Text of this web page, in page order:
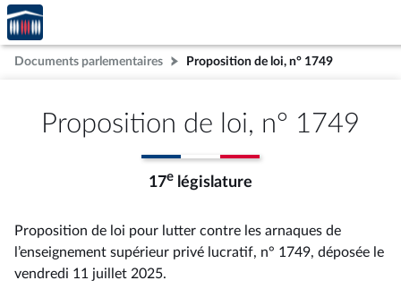
Aller au contenu
Aller en bas de la page
Accèder
à la
page
d'accueil
Documents parlementaires Proposition de loi, n° 1749
Proposition de loi, n° 1749
17e législature
Proposition de loi pour lutter contre les arnaques de
l’enseignement supérieur privé lucratif, n° 1749, déposée le
vendredi 11 juillet 2025.